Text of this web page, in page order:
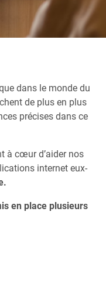
dans le monde du
de plus en plus
précises dans ce
à cœur d’aider nos
internet eux-
en place plusieurs